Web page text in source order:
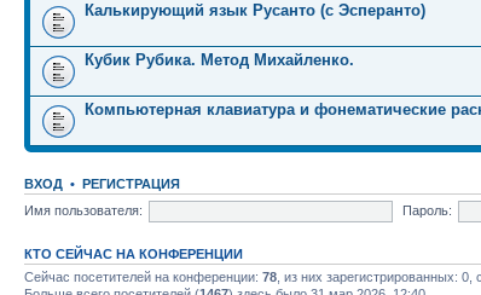
Калькирующий язык Русанто (с Эсперанто)
Кубик Рубика. Метод Михайленко.
Компьютерная клавиатура и фонематические
ВХОД • РЕГИСТРАЦИЯ
Имя пользователя:
Пароль:
КТО СЕЙЧАС НА КОНФЕРЕНЦИИ
Сейчас посетителей на конференции: 78 , из них зарегистрированных: